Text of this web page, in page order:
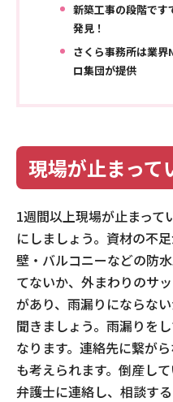
新築工事の段階です
発見！
さくら事務所は業界
ロ集団が提供
現場が止まって
1週間以上現場が止まって
にしましょう。資材の不
壁・バルコニーなどの防
てないか、外まわりのサ
があり、雨漏りにならな
聞きましょう。雨漏りを
なります。連絡先に繋が
も考えられます。倒産し
弁護士に連絡し、相談す